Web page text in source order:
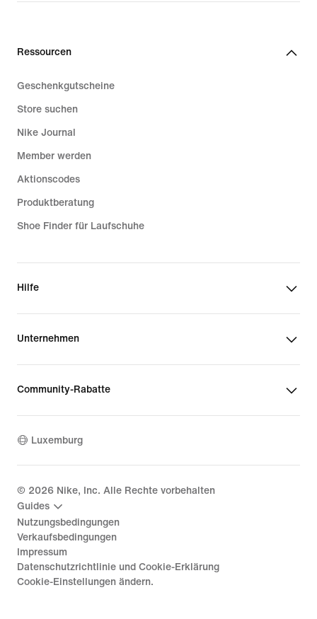
Ressourcen
Geschenkgutscheine
Store suchen
Nike Journal
Member werden
Aktionscodes
Produktberatung
Shoe Finder für Laufschuhe
Hilfe
Unternehmen
Community-Rabatte
Luxemburg
© 2026 Nike, Inc. Alle Rechte vorbehalten
Guides
Nutzungsbedingungen
Verkaufsbedingungen
Impressum
Datenschutzrichtlinie und Cookie-Erklärung
Cookie-Einstellungen ändern.